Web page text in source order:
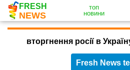
FRESH
NEWS
топ
новини
вторгнення росії в
Fresh News